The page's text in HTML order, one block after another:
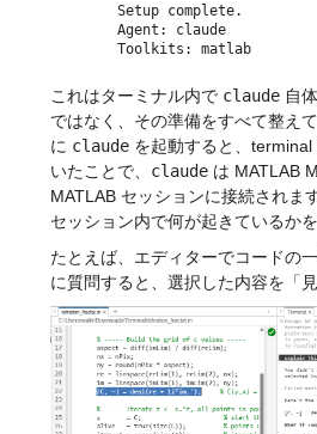
Setup complete.
Agent: claude
Toolkits: matlab
これはターミナル内で claude 自体
ではなく、その準備をすべて整え
に claude を起動すると、terminal
いたことで、 claude は MATLAB
MATLAB セッションに接続されま
セッション内で何が起きているかを
たとえば、エディターでコードの
に質問すると、選択した内容を「